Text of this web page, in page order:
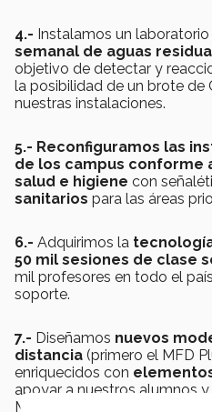
4.- Instalamos un
semanal de aguas
objetivo de detectar y
la posibilidad de un brote de
nuestras instalaciones.
5.- Reconfiguramos las
de los campus conforme
salud e higiene con
sanitarios para las áreas
6.- Adquirimos la
50 mil sesiones de clase
mil profesores en todo el
soporte.
7.- Diseñamos nuevos
distancia (primero el MFD
enriquecidos con
apoyar a nuestros alumnos
Mente, Boost your Skills,